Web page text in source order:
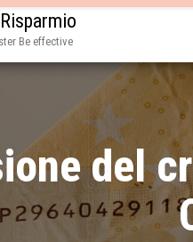
Be effective
del